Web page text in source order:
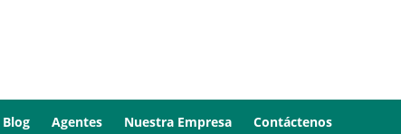
Blog Agentes Nuestra Empresa Contáctenos